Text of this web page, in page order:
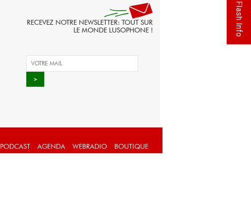
RECEVEZ NOTRE NEWSLETTER: TOUT SUR
LE MONDE LUSOPHONE !
PODCAST AGENDA WEBRADIO BOUTIQUE
Flash Info